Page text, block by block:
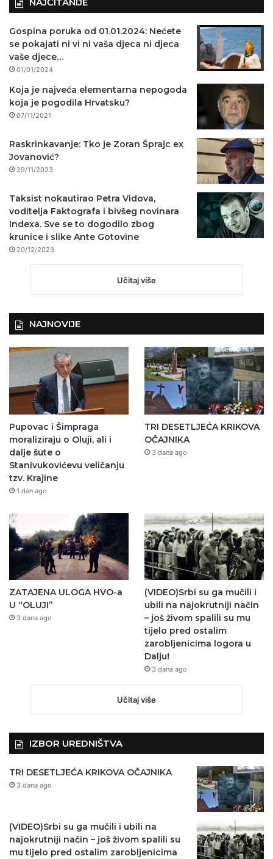
Gospina poruka od 01.01.2024: Nećete
se pokajati ni vi ni vaša djeca ni djeca
vaše djece…
01/01/2024
Koja je najveća elementarna nepogoda
koja je pogodila Hrvatsku?
07/11/2021
Raskrinkavanje: Tko je Zoran Šprajc ex
Jovanović?
29/11/2023
Taksist nokautirao Petra Vidova,
voditelja Faktografa i bivšeg novinara
Indexa. Sve se to dogodilo zbog
krunice i slike Ante Gotovine
20/12/2023
Učitaj više
NAJNOVIJE
Pupovac i Šimpraga
moraliziraju o Oluji, ali i
dalje šute o
Stanivukovićevu veličanju
tzv. Krajine
1 dan ago
TRI DESETLJEĆA KRIKOVA
OČAJNIKA
3 dana ago
ZATAJENA ULOGA HVO-a
U “OLUJI”
3 dana ago
(VIDEO)Srbi su ga mučili i
ubili na najokrutniji način
– još živom spalili su mu
tijelo pred ostalim
zarobljenicima logora u
Dalju!
3 dana ago
Učitaj više
IZBOR UREDNIŠTVA
TRI DESETLJEĆA KRIKOVA OČAJNIKA
3 dana ago
(VIDEO)Srbi su ga mučili i ubili na
najokrutniji način – još živom spalili su
mu tijelo pred ostalim zarobljenicima